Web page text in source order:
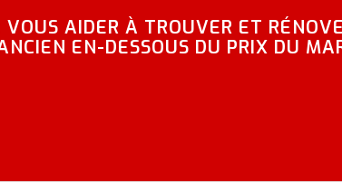
VOUS AIDER À TROUVER ET
EN-DESSOUS DU PRIX DU